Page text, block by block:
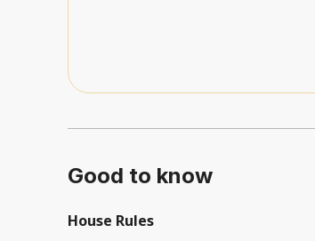
Good to know
House Rules